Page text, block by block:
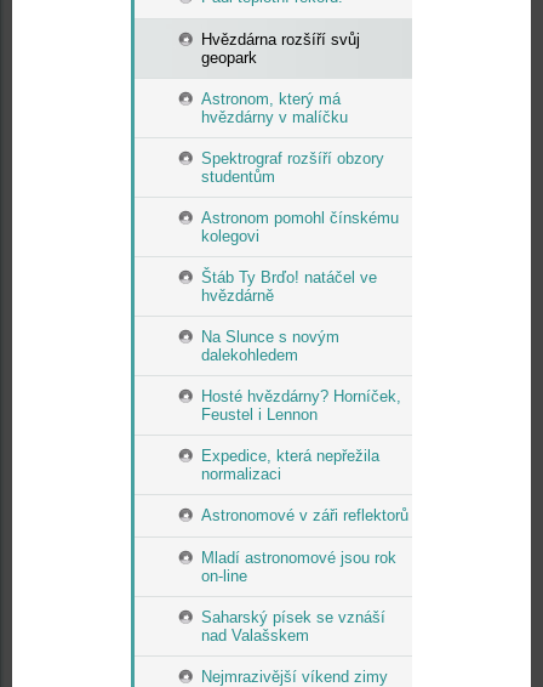
Hvězdárna rozšíří svůj
geopark
Astronom, který má
hvězdárny v malíčku
Spektrograf rozšíří obzory
studentům
Astronom pomohl čínskému
kolegovi
Štáb Ty Brďo! natáčel ve
hvězdárně
Na Slunce s novým
dalekohledem
Hosté hvězdárny? Horníček,
Feustel i Lennon
Expedice, která nepřežila
normalizaci
Astronomové v záři reflektorů
Mladí astronomové jsou rok
on-line
Saharský písek se vznáší
nad Valašskem
Nejmrazivější víkend zimy